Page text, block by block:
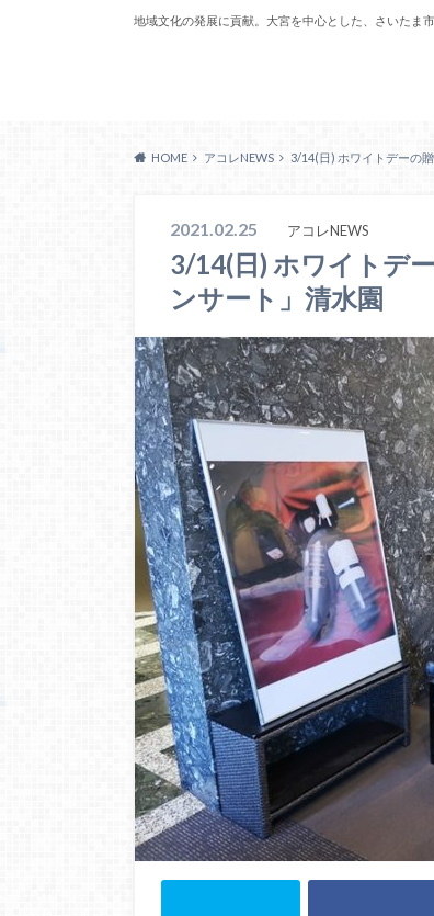
地域文化の発展に貢献。大宮を中心とした、さいたま市
HOME アコレNEWS 3/14(日) ホワイトデーの
2021.02.25 アコレNEWS
3/14(日) ホワイトデ
ンサート」清水園